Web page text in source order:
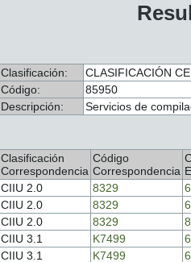
Clasificación:
CLASIFICACIÓN
Código:
85950
Descripción:
Servicios de
Clasificación
Correspondencia
Código
Correspondencia
CIIU 2.0
8329
CIIU 2.0
8329
CIIU 2.0
8329
CIIU 3.1
K7499
CIIU 3.1
K7499